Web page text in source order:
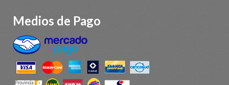
Medios de Pago